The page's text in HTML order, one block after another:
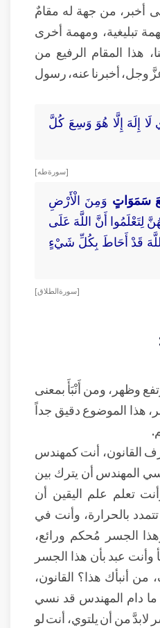
أخبر، من جهة له مقامٌ
تبليغية، ومهمة أخرى
هذا المقام الرفيع من
عزَّ وجل، أخبرنا عنه، رسول
لَا إِلَهَ إِلَّا هُوَ وَسِعَ كُلَّ
[ سورة طه ]
سَمَوَاتٍ وَمِنَ الْأَرْضِ
لِتَعْلَمُوا أَنَّ اللَّهَ عَلَى
قَدْ أَحَاطَ بِكُلِّ شَيْءٍ
[ سورة الطلاق ]
وظهر، ومن أَنْبَأَ بمعنى
هذا الموضوع دقيق جداً
القانون، أنت كمهندس
المهندس أن يترك بين
تعلم علم اليقين أن
بالحرارة، وأنت في
الجسر مُحكم ورائع،
وأنت عبد بأن هذا الجسر
أنبأك هذا؟ القانون،
ما دام المهندس قد نسي
لابدَّ من أن يلتوي، أنت لو